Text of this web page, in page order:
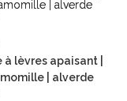
lèvres apaisant |
| alverde